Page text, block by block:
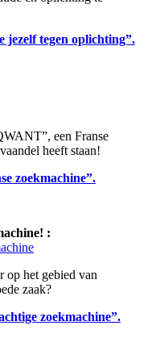
jezelf tegen oplichting”.
een Franse
heeft staan!
zoekmachine”.
:
op het gebied van
zaak?
zoekmachine”.